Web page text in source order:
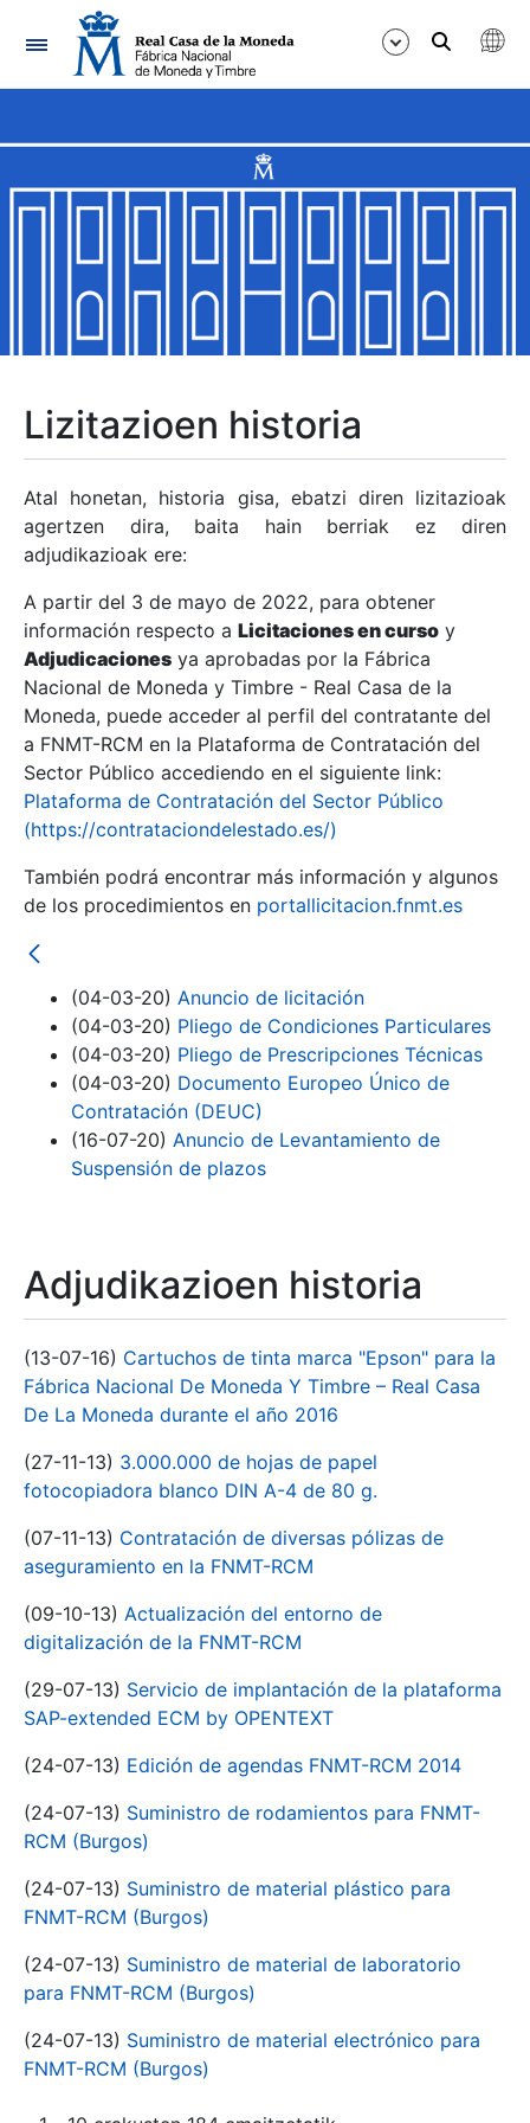
Nabigazioa
Erakutsi/Ezkutatu
Erakutsi/Ezkutatu
Erakutsi/Ezkutatu
Erakutsi/Ezkutatu
Erakutsi/Ezkutatu
Erakutsi/Ezkutatu
Erakutsi/Ezkutatu
Erakutsi/Ezkutatu
Lizitazioen historia
Atal honetan, historia gisa, ebatzi diren lizitazioak
agertzen dira, baita hain berriak ez diren
adjudikazioak ere:
A partir del 3 de mayo de 2022, para obtener
información respecto a Licitaciones en curso y
Adjudicaciones ya aprobadas por la Fábrica
Nacional de Moneda y Timbre - Real Casa de la
Moneda, puede acceder al perfil del contratante del
a FNMT-RCM en la Plataforma de Contratación del
Sector Público accediendo en el siguiente link:
Plataforma de Contratación del Sector Público
(https://contrataciondelestado.es/)
También podrá encontrar más información y algunos
de los procedimientos en portallicitacion.fnmt.es
(04-03-20) Anuncio de licitación
(04-03-20) Pliego de Condiciones Particulares
(04-03-20) Pliego de Prescripciones Técnicas
(04-03-20) Documento Europeo Único de
Contratación (DEUC)
(16-07-20) Anuncio de Levantamiento de
Suspensión de plazos
Adjudikazioen historia
(13-07-16) Cartuchos de tinta marca "Epson" para la
Fábrica Nacional De Moneda Y Timbre – Real Casa
De La Moneda durante el año 2016
(27-11-13) 3.000.000 de hojas de papel
fotocopiadora blanco DIN A-4 de 80 g.
(07-11-13) Contratación de diversas pólizas de
aseguramiento en la FNMT-RCM
(09-10-13) Actualización del entorno de
digitalización de la FNMT-RCM
(29-07-13) Servicio de implantación de la plataforma
SAP-extended ECM by OPENTEXT
(24-07-13) Edición de agendas FNMT-RCM 2014
(24-07-13) Suministro de rodamientos para FNMT-
RCM (Burgos)
(24-07-13) Suministro de material plástico para
FNMT-RCM (Burgos)
(24-07-13) Suministro de material de laboratorio
para FNMT-RCM (Burgos)
(24-07-13) Suministro de material electrónico para
FNMT-RCM (Burgos)